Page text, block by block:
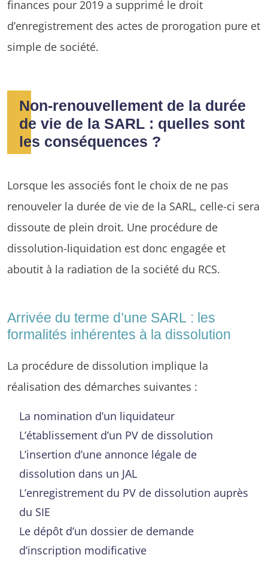
finances pour 2019 a supprimé le droit
d’enregistrement des actes de prorogation pure et
simple de société.
Non-renouvellement de la durée
de vie de la SARL : quelles sont
les conséquences ?
Lorsque les associés font le choix de ne pas
renouveler la durée de vie de la SARL, celle-ci sera
dissoute de plein droit. Une procédure de
dissolution-liquidation est donc engagée et
aboutit à la radiation de la société du RCS.
Arrivée du terme d’une SARL : les
formalités inhérentes à la dissolution
La procédure de dissolution implique la
réalisation des démarches suivantes :
La nomination d’un liquidateur
L’établissement d’un PV de dissolution
L’insertion d’une annonce légale de
dissolution dans un JAL
L’enregistrement du PV de dissolution auprès
du SIE
Le dépôt d’un dossier de demande
d’inscription modificative